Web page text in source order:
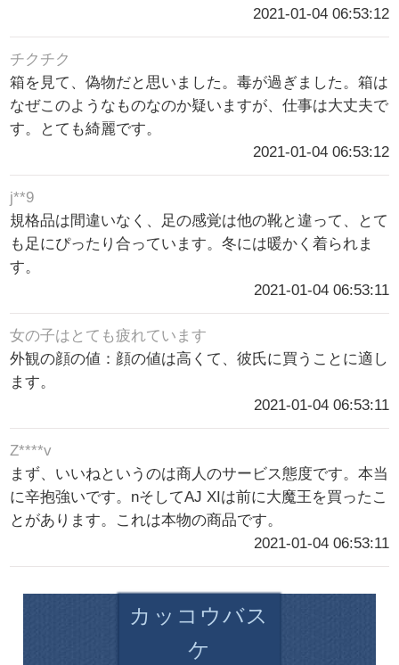
2021-01-04 06:53:12
チクチク
箱を見て、偽物だと思いました。毒が過ぎました。箱は
なぜこのようなものなのか疑いますが、仕事は大丈夫で
す。とても綺麗です。
2021-01-04 06:53:12
j**9
規格品は間違いなく、足の感覚は他の靴と違って、とて
も足にぴったり合っています。冬には暖かく着られま
す。
2021-01-04 06:53:11
女の子はとても疲れています
外観の顔の値：顔の値は高くて、彼氏に買うことに適し
ます。
2021-01-04 06:53:11
Z****v
まず、いいねというのは商人のサービス態度です。本当
に辛抱強いです。nそしてAJ XIは前に大魔王を買ったこ
とがあります。これは本物の商品です。
2021-01-04 06:53:11
カッコウバス
ケ